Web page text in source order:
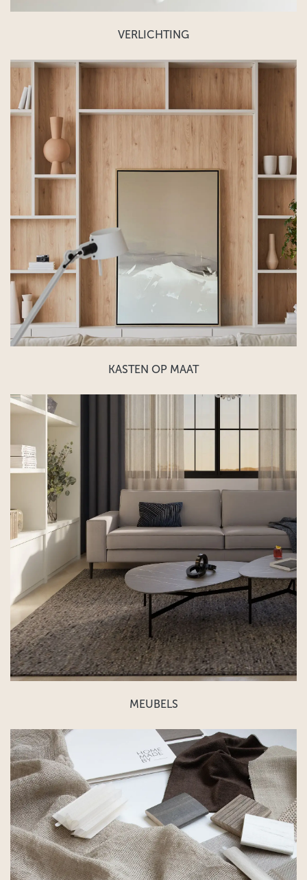
VERLICHTING
KASTEN OP MAAT
MEUBELS